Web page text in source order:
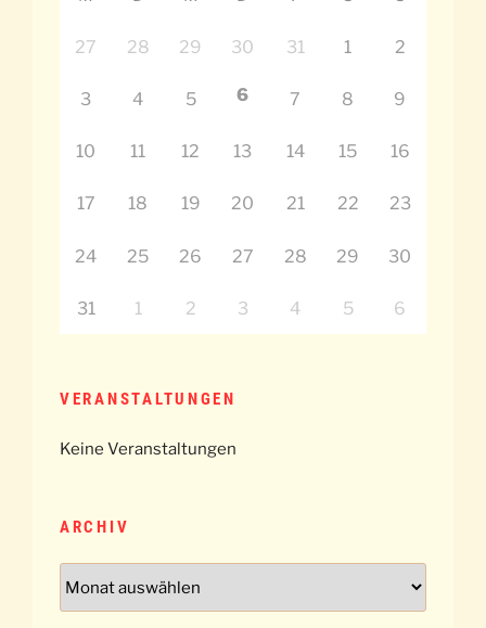
27 28 29 30 31 1 2
3 4 5 6 7 8 9
10 11 12 13 14 15 16
17 18 19 20 21 22 23
24 25 26 27 28 29 30
31 1 2 3 4 5 6
VERANSTALTUNGEN
Keine Veranstaltungen
ARCHIV